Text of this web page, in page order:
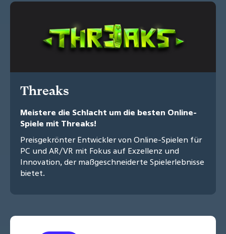
Threaks
Meistere die Schlacht um die besten Online-
Spiele mit Threaks!
Preisgekrönter Entwickler von Online-Spielen für
PC und AR/VR mit Fokus auf Exzellenz und
Innovation, der maßgeschneiderte Spielerlebnisse
bietet.